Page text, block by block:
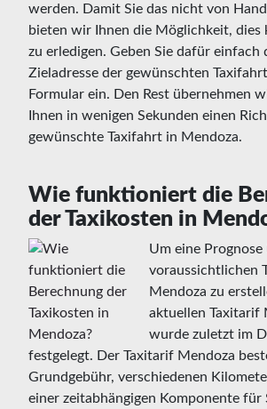
werden. Damit Sie das nicht von
bieten wir Ihnen die Möglichkeit, dies
zu erledigen. Geben Sie dafür einfach
Zieladresse der gewünschten
Formular ein. Den Rest übernehmen
Ihnen in wenigen Sekunden einen
gewünschte Taxifahrt in Mendoza.
Wie funktioniert die
der Taxikosten in
Um eine Prognose
voraussichtlichen
Mendoza zu
aktuellen Taxitarif
wurde zuletzt im
festgelegt. Der Taxitarif Mendoza
Grundgebühr, verschiedenen
einer zeitabhängigen Komponente für